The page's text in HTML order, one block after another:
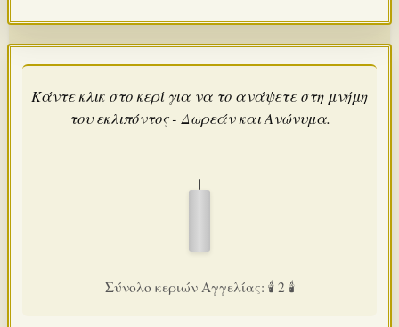
Κάντε κλικ στο κερί για να το ανάψετε στη μνήμη
του εκλιπόντος - Δωρεάν και Ανώνυμα.
Σύνολο κεριών Αγγελίας: 🕯️ 2 🕯️